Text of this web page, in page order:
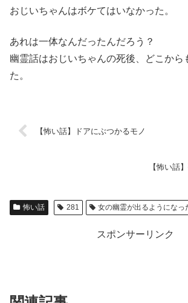
おじいちゃんはボケてはいなかった。
あれは一体なんだったんだろう？
幽霊話はおじいちゃんの死後、どこから
た。
【怖い話】ドアにぶつかるモノ
【怖い話
怖い話 281 女の幽霊が出るようになっ
スポンサーリンク